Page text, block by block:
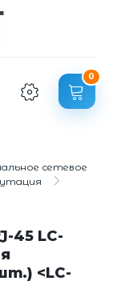
0
сетевое
45 LC-
<LC-